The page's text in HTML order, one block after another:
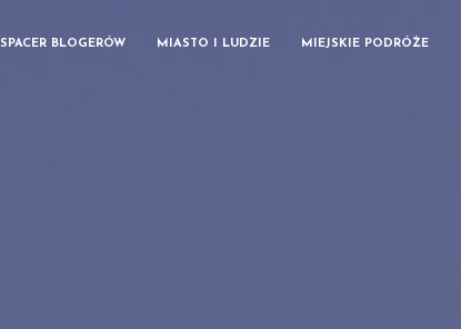
SPACER BLOGERÓW MIASTO I LUDZIE MIEJSKIE PODRÓŻE